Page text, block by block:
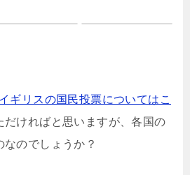
ギリスの国民投票についてはこ
だければと思いますが、各国の
のでしょうか？